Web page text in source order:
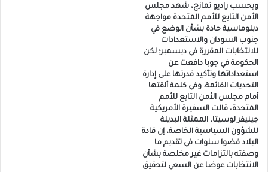
وبحسب راديو تمازج، شهد مجلس
الأمن التابع للأمم المتحدة مواجهة
دبلوماسية حادة بشأن الوضع في
جنوب السودان والاستعدادات
للانتخابات المقررة في ديسمبر؛ لكن
الحكومة في جوبا دافعت عن
استعداداتها وتأكيد قدرتها على إدارة
التحديات القائمة. وفي كلمة ألقتها
أمام مجلس الأمن التابع للأمم
المتحدة، قالت السفيرة الأمريكية
جينيفر لوسيتا، الممثلة البديلة
للشؤون السياسية الخاصة، إن قادة
البلاد قضوا سنوات في تقديم ما
وصفته بالتزامات غير مخلصة بشأن
الانتخابات عوضا عن السعي لتحقيق